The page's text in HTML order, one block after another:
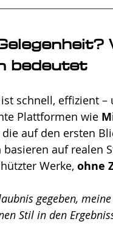
bedeutet
schnell, effizient
Plattformen wie
die auf den ersten
basieren auf realen
Werke, ohne
gegeben,
Stil in den